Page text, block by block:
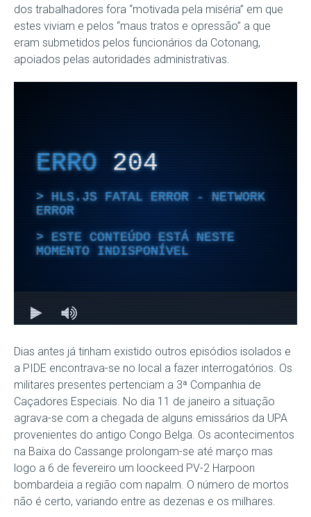
dos trabalhadores fora “motivada pela miséria” em que
estes viviam e pelos “maus tratos e opressão” a que
eram submetidos pelos funcionários da Cotonang,
apoiados pelas autoridades administrativas.
Dias antes já tinham existido outros episódios isolados e
a PIDE encontrava-se no local a fazer interrogatórios. Os
militares presentes pertenciam a 3ª Companhia de
Caçadores Especiais. No dia 11 de janeiro a situação
agrava-se com a chegada de alguns emissários da UPA
provenientes do antigo Congo Belga. Os acontecimentos
na Baixa do Cassange prolongam-se até março mas
logo a 6 de fevereiro um loockeed PV-2 Harpoon
bombardeia a região com napalm. O número de mortos
não é certo, variando entre as dezenas e os milhares.